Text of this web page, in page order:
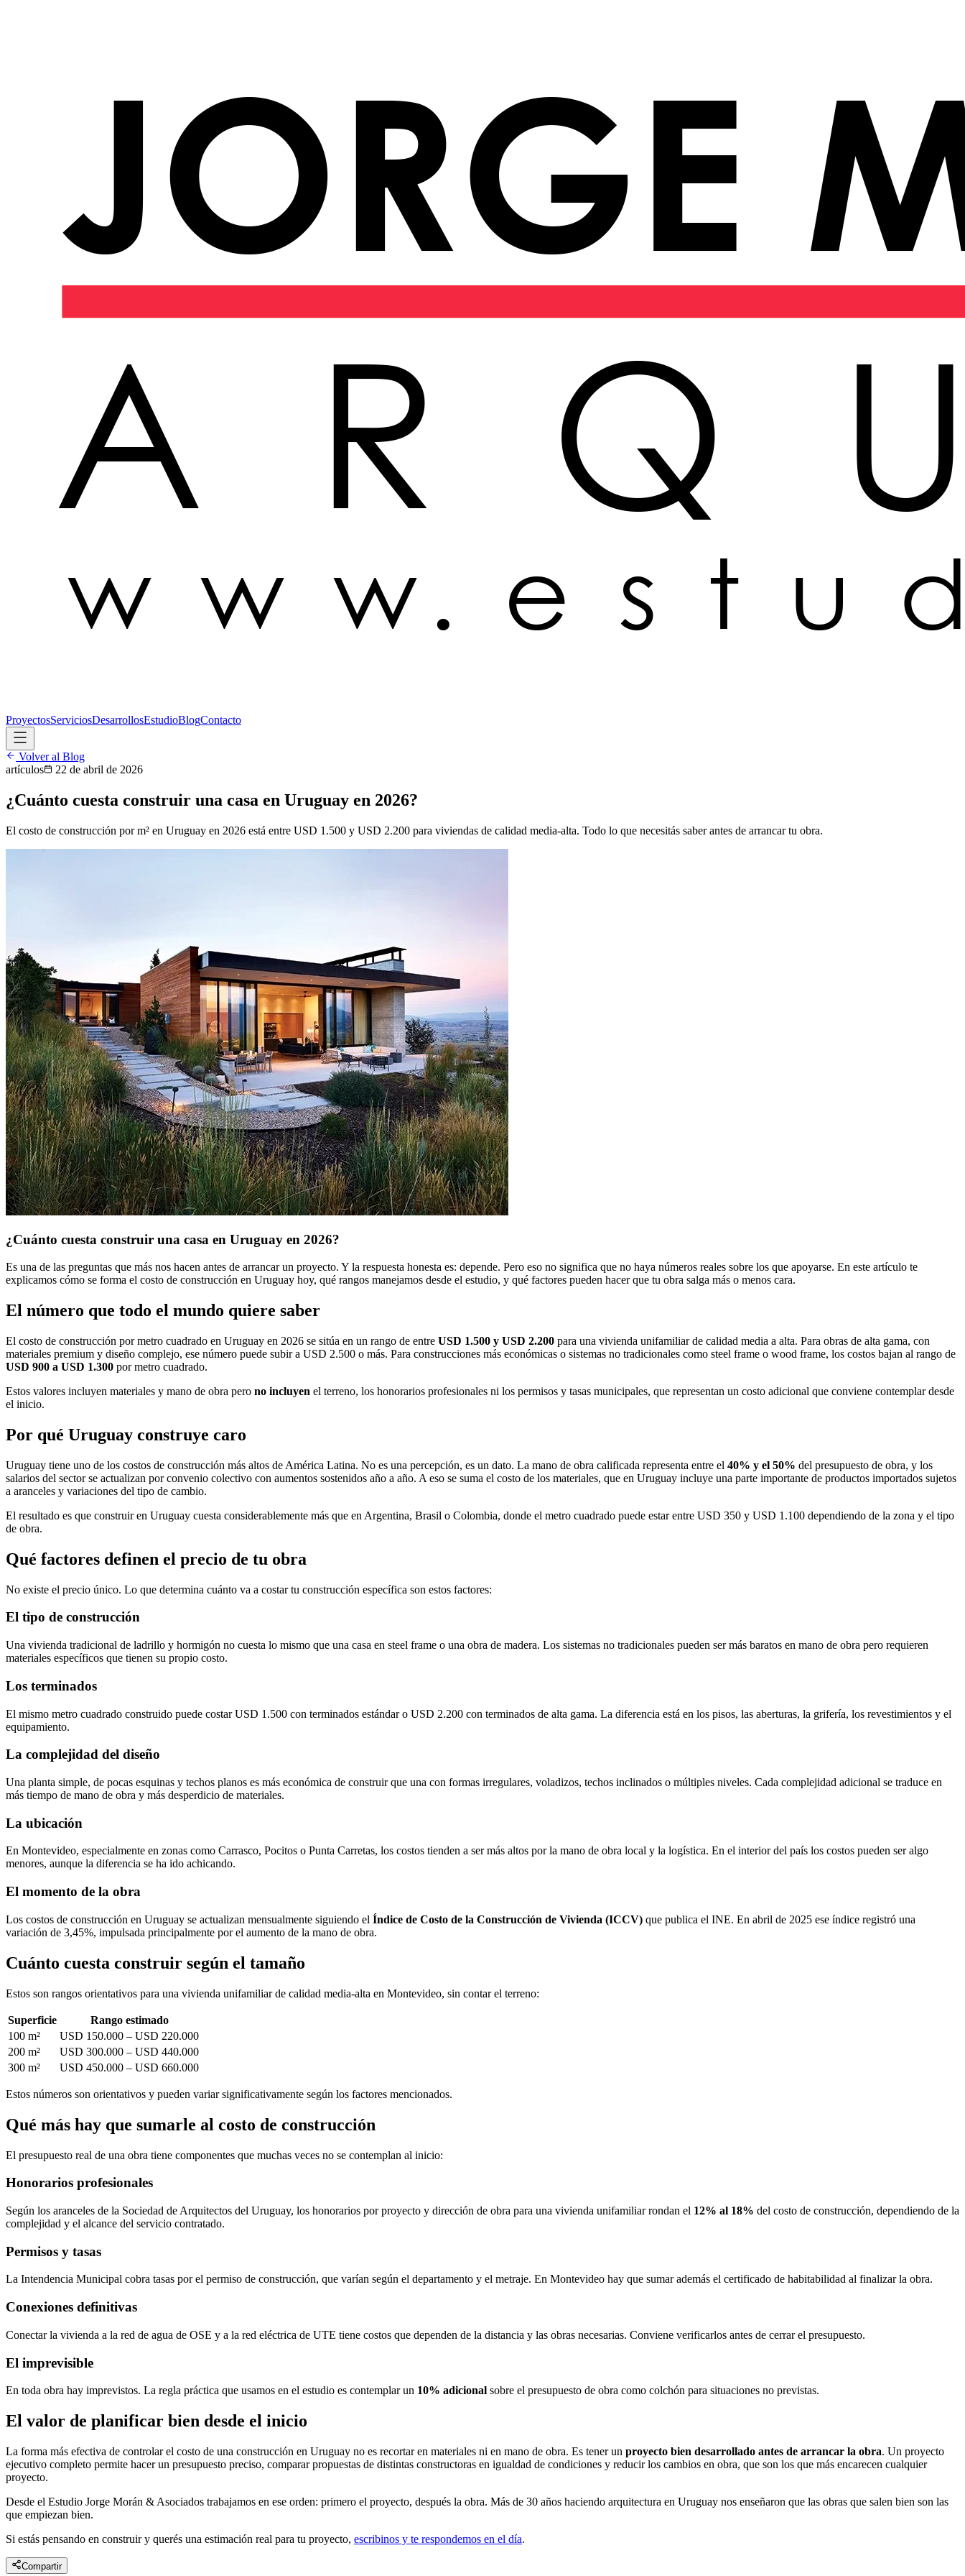
ProyectosServiciosDesarrollosEstudioBlogContacto
Volver al Blog
artículos
22 de abril de 2026
¿Cuánto cuesta construir una casa en Uruguay en 2026?
El costo de construcción por m² en Uruguay en 2026 está entre USD 1.500 y USD 2.200 para viviendas de calidad media-alta. Todo lo que necesitás saber antes de arrancar tu obra.
¿Cuánto cuesta construir una casa en Uruguay en 2026?
Es una de las preguntas que más nos hacen antes de arrancar un proyecto. Y la respuesta honesta es: depende. Pero eso no significa que no haya números reales sobre los que apoyarse. En este artículo te
explicamos cómo se forma el costo de construcción en Uruguay hoy, qué rangos manejamos desde el estudio, y qué factores pueden hacer que tu obra salga más o menos cara.
El número que todo el mundo quiere saber
El costo de construcción por metro cuadrado en Uruguay en 2026 se sitúa en un rango de entre USD 1.500 y USD 2.200 para una vivienda unifamiliar de calidad media a alta. Para obras de alta gama, con
materiales premium y diseño complejo, ese número puede subir a USD 2.500 o más. Para construcciones más económicas o sistemas no tradicionales como steel frame o wood frame, los costos bajan al rango de
USD 900 a USD 1.300 por metro cuadrado.
Estos valores incluyen materiales y mano de obra pero no incluyen el terreno, los honorarios profesionales ni los permisos y tasas municipales, que representan un costo adicional que conviene contemplar desde
el inicio.
Por qué Uruguay construye caro
Uruguay tiene uno de los costos de construcción más altos de América Latina. No es una percepción, es un dato. La mano de obra calificada representa entre el 40% y el 50% del presupuesto de obra, y los
salarios del sector se actualizan por convenio colectivo con aumentos sostenidos año a año. A eso se suma el costo de los materiales, que en Uruguay incluye una parte importante de productos importados sujetos
a aranceles y variaciones del tipo de cambio.
El resultado es que construir en Uruguay cuesta considerablemente más que en Argentina, Brasil o Colombia, donde el metro cuadrado puede estar entre USD 350 y USD 1.100 dependiendo de la zona y el tipo
de obra.
Qué factores definen el precio de tu obra
No existe el precio único. Lo que determina cuánto va a costar tu construcción específica son estos factores:
El tipo de construcción
Una vivienda tradicional de ladrillo y hormigón no cuesta lo mismo que una casa en steel frame o una obra de madera. Los sistemas no tradicionales pueden ser más baratos en mano de obra pero requieren
materiales específicos que tienen su propio costo.
Los terminados
El mismo metro cuadrado construido puede costar USD 1.500 con terminados estándar o USD 2.200 con terminados de alta gama. La diferencia está en los pisos, las aberturas, la grifería, los revestimientos y el
equipamiento.
La complejidad del diseño
Una planta simple, de pocas esquinas y techos planos es más económica de construir que una con formas irregulares, voladizos, techos inclinados o múltiples niveles. Cada complejidad adicional se traduce en
más tiempo de mano de obra y más desperdicio de materiales.
La ubicación
En Montevideo, especialmente en zonas como Carrasco, Pocitos o Punta Carretas, los costos tienden a ser más altos por la mano de obra local y la logística. En el interior del país los costos pueden ser algo
menores, aunque la diferencia se ha ido achicando.
El momento de la obra
Los costos de construcción en Uruguay se actualizan mensualmente siguiendo el Índice de Costo de la Construcción de Vivienda (ICCV) que publica el INE. En abril de 2025 ese índice registró una
variación de 3,45%, impulsada principalmente por el aumento de la mano de obra.
Cuánto cuesta construir según el tamaño
Estos son rangos orientativos para una vivienda unifamiliar de calidad media-alta en Montevideo, sin contar el terreno:
Superficie
Rango estimado
100 m²
USD 150.000 – USD 220.000
200 m²
USD 300.000 – USD 440.000
300 m²
USD 450.000 – USD 660.000
Estos números son orientativos y pueden variar significativamente según los factores mencionados.
Qué más hay que sumarle al costo de construcción
El presupuesto real de una obra tiene componentes que muchas veces no se contemplan al inicio:
Honorarios profesionales
Según los aranceles de la Sociedad de Arquitectos del Uruguay, los honorarios por proyecto y dirección de obra para una vivienda unifamiliar rondan el 12% al 18% del costo de construcción, dependiendo de la
complejidad y el alcance del servicio contratado.
Permisos y tasas
La Intendencia Municipal cobra tasas por el permiso de construcción, que varían según el departamento y el metraje. En Montevideo hay que sumar además el certificado de habitabilidad al finalizar la obra.
Conexiones definitivas
Conectar la vivienda a la red de agua de OSE y a la red eléctrica de UTE tiene costos que dependen de la distancia y las obras necesarias. Conviene verificarlos antes de cerrar el presupuesto.
El imprevisible
En toda obra hay imprevistos. La regla práctica que usamos en el estudio es contemplar un 10% adicional sobre el presupuesto de obra como colchón para situaciones no previstas.
El valor de planificar bien desde el inicio
La forma más efectiva de controlar el costo de una construcción en Uruguay no es recortar en materiales ni en mano de obra. Es tener un proyecto bien desarrollado antes de arrancar la obra. Un proyecto
ejecutivo completo permite hacer un presupuesto preciso, comparar propuestas de distintas constructoras en igualdad de condiciones y reducir los cambios en obra, que son los que más encarecen cualquier
proyecto.
Desde el Estudio Jorge Morán & Asociados trabajamos en ese orden: primero el proyecto, después la obra. Más de 30 años haciendo arquitectura en Uruguay nos enseñaron que las obras que salen bien son las
que empiezan bien.
Si estás pensando en construir y querés una estimación real para tu proyecto, escribinos y te respondemos en el día.
Compartir